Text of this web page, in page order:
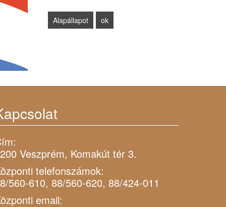
Veszprém, Komakút tér 3.
telefonszámok:
560-610, 88/560-620, 88/424-011
email: